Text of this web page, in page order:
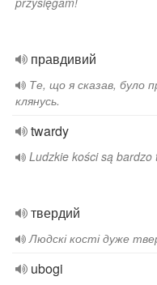
правдивий
Те, що я сказав, було
клянусь.
twardy
Ludzkie kości są bardzo
твердий
Людскі кості дуже
ubogi